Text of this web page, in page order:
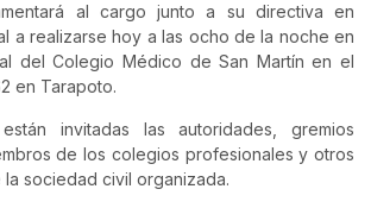
al cargo junto a su directiva en
a realizarse hoy a las ocho de la noche en
del Colegio Médico de San Martín en el
en Tarapoto.
invitadas las autoridades, gremios
de los colegios profesionales y otros
sociedad civil organizada.